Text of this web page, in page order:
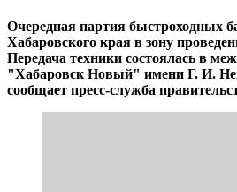
Очередная партия быстроходных
Хабаровского края в зону
Передача техники состоялась в
"Хабаровск Новый" имени Г. И.
сообщает пресс-служба